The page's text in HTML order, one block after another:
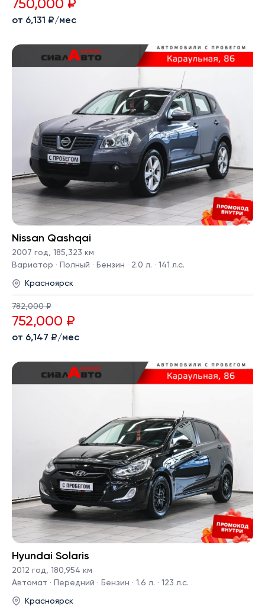
750,000 ₽
от 6,131 ₽/мес
Nissan Qashqai
2007 год, 185,323 км
Вариатор · Полный · Бензин · 2.0 л. · 141 л.с.
Красноярск
782,000 ₽
752,000 ₽
от 6,147 ₽/мес
Hyundai Solaris
2012 год
180,954 км
Автомат · Передний · Бензин · 1.6 л. · 123 л.с.
Красноярск